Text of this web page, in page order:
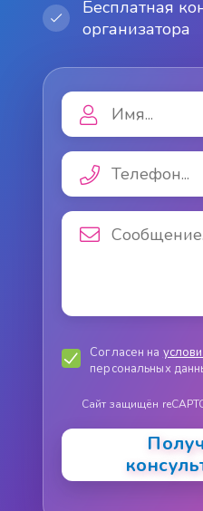
Бесплатная
организатора
Согласен на
персональных
Сайт защищён